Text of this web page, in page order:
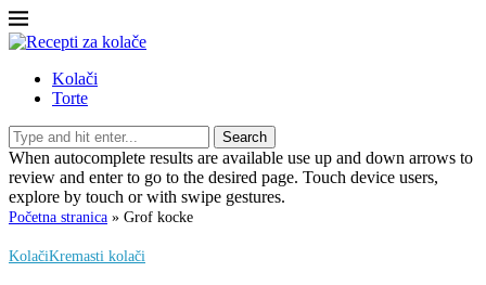
Kolači
Torte
Search
When autocomplete results are available use up and down arrows to
review and enter to go to the desired page. Touch device users,
explore by touch or with swipe gestures.
Početna stranica » Grof kocke
KolačiKremasti kolači